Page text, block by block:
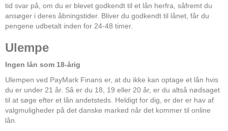
tid svar på, om du er blevet godkendt til et lån herfra, såfremt du
ansøger i deres åbningstider. Bliver du godkendt til lånet, får du
pengene udbetalt inden for 24-48 timer.
Ulempe
Ingen lån som 18-årig
Ulempen ved PayMark Finans er, at du ikke kan optage et lån hvis
du er under 21 år. Så er du 18, 19 eller 20 år, er du altså nødsaget
til at søge efter et lån andetsteds. Heldigt for dig, er der er hav af
valgmuligheder på det danske marked når det kommer til online
lån.